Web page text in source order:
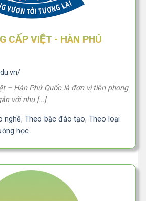
CẤP VIỆT - HÀN PHÚ
– Hàn Phú Quốc là đơn vị tiên phong
với nhu […]
nghề, Theo bậc đào tạo, Theo loại
học